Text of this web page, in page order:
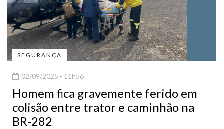
SEGURANÇA
02/09/2025 - 11h56
Homem fica gravemente ferido em
colisão entre trator e caminhão na
BR-282